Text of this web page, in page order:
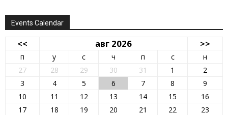
Events Calendar
<< авг 2026 >>
п у с ч п с
н
27
28 29 30 31 1
2
3
4 5 6 7 8
9
10
11 12 13 14 15
16
17
18 19 20 21 22
23